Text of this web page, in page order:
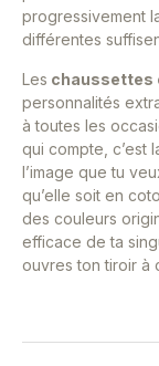
progressivement
différentes
Les chaussettes
personnalités
à toutes les
qui compte, c’est
l’image que tu
qu’elle soit en
des couleurs
efficace de ta
ouvres ton tiroir à